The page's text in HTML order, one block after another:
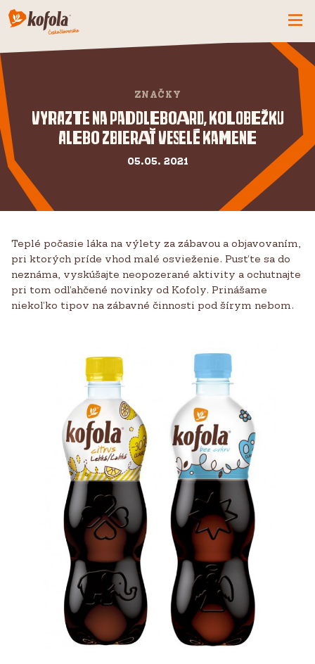
SPOZNAJ FIRMU
KOFOLA
PRODUKTY
PRIDAJ SA K NÁM
KONTAKTY
CZ SK EN
ZNAČKY
Vyrazte na paddleboard, kolobežku
alebo zbierať veselé kamene
05.05. 2021
Teplé počasie láka na výlety za zábavou a objavovaním,
pri ktorých príde vhod malé osvieženie. Pusťte sa do
neznáma, vyskúšajte neopozerané aktivity a ochutnajte
pri tom odľahčené novinky od Kofoly. Prinášame
niekoľko tipov na zábavné činnosti pod šírym nebom.